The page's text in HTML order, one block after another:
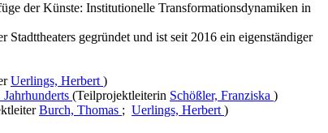
der Künste: Institutionelle Transformationsdynamiken in
gegründet und ist seit 2016 ein eigenständiger
Uerlings, Herbert )
(Teilprojektleiterin Schößler, Franziska )
Burch, Thomas ; Uerlings, Herbert )